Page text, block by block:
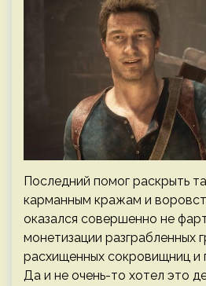
Последний помог раскрыть
карманным кражам и
оказался совершенно не
монетизации разграбленных
расхищенных сокровищниц и
Да и не очень-то хотел это